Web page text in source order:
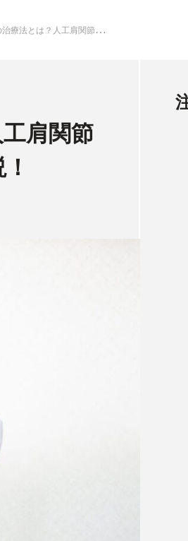
ック
関節置換術の種類やリスクについても解説！
肩関節